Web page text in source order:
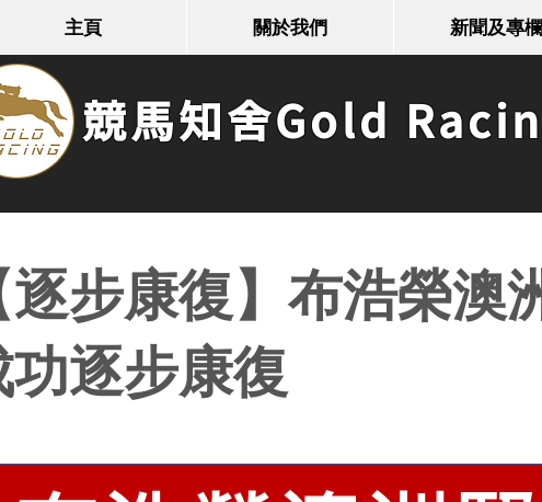
主頁 關於我們 新聞及專欄
競馬知舍Gold
逐步康復】布浩榮
功逐步康復